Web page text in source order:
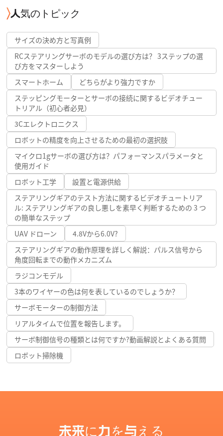
人気のトピック
サイズの決め方と写真例
RCステアリングサーボのモデルの選び方は？ 3ステップの選
び方をマスターしよう
スマートホーム
どちらがより強力ですか
ステッピングモーターとサーボの接続に関するビデオチュー
トリアル（初心者必見）
3Cエレクトロニクス
ロボットの精度を向上させるための最初の選択肢
マイクロ1gサーボの選び方は？パフォーマンスパラメータと
使用ガイド
ロボット工学
設置と電源供給
ステアリングギアのテスト方法に関するビデオチュートリア
ル: ステアリングギアの良し悪しを素早く判断するための 3 つ
の簡単なステップ
UAV ドローン
4.8Vから6.0V?
ステアリングギアの動作原理を詳しく解説：パルス信号から
角度回転までの動作メカニズム
ラジコンモデル
3本のワイヤーの色は何を表しているのでしょうか？
サーボモーターの制御方法
リアルタイムで位置を報告します。
サーボ制御信号の種類とは何ですか?動画解説とよくある質問
ロボット掃除機
未来に力を与える